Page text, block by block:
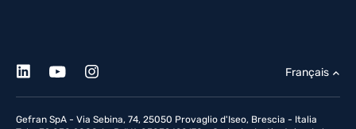
Gefran SpA - Via Sebina, 74, 25050 Provaglio d'Iseo, Brescia - Italia
Français